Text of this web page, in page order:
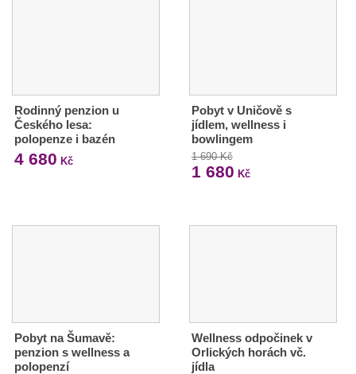
Rodinný penzion u
Českého lesa:
polopenze i bazén
4 680 Kč
Pobyt v Uničově s
jídlem, wellness i
bowlingem
1 690 Kč
1 680 Kč
Pobyt na Šumavě:
penzion s wellness a
polopenzí
Wellness odpočinek v
Orlických horách vč.
jídla